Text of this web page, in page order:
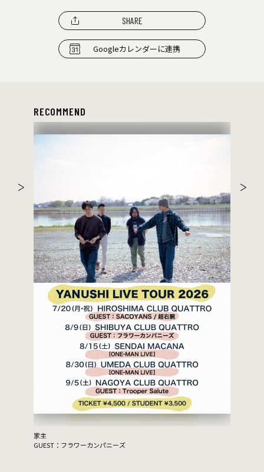
SHARE
Googleカレンダーに連携
RECOMMEND
家主
GUEST：フラワーカンパニーズ